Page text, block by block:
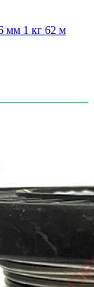
мм 1 кг 62 м